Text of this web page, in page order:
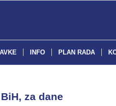
INFO PLAN RADA
za dane